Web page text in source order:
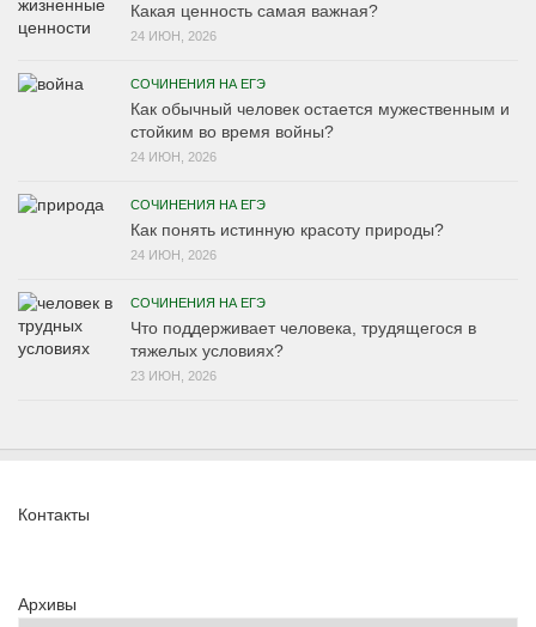
Какая ценность самая важная?
24 ИЮН, 2026
СОЧИНЕНИЯ НА ЕГЭ
Как обычный человек остается мужественным и
стойким во время войны?
24 ИЮН, 2026
СОЧИНЕНИЯ НА ЕГЭ
Как понять истинную красоту природы?
24 ИЮН, 2026
СОЧИНЕНИЯ НА ЕГЭ
Что поддерживает человека, трудящегося в
тяжелых условиях?
23 ИЮН, 2026
Контакты
Архивы